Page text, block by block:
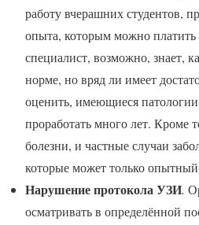
работу вчерашних студентов,
опыта, которым можно
специалист, возможно, знает,
норме, но вряд ли имеет
оценить, имеющиеся
проработать много лет. Кроме
болезни, и частные случаи
которые может только
Нарушение протокола УЗИ.
осматривать в определённой